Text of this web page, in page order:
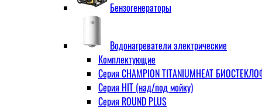
Бензогенераторы
Водонагреватели электрические
Комплектующие
Серия CHAMPION TITANIUMHEAT
Серия HIT (над/под мойку)
Серия ROUND PLUS